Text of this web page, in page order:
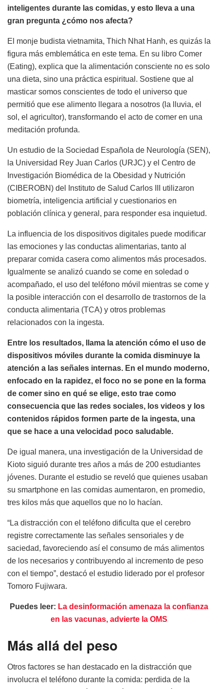
inteligentes durante las comidas, y esto lleva a una
gran pregunta ¿cómo nos afecta?
El monje budista vietnamita, Thich Nhat Hanh, es quizás la
figura más emblemática en este tema. En su libro Comer
(Eating), explica que la alimentación consciente no es solo
una dieta, sino una práctica espiritual. Sostiene que al
masticar somos conscientes de todo el universo que
permitió que ese alimento llegara a nosotros (la lluvia, el
sol, el agricultor), transformando el acto de comer en una
meditación profunda.
Un estudio de la Sociedad Española de Neurología (SEN),
la Universidad Rey Juan Carlos (URJC) y el Centro de
Investigación Biomédica de la Obesidad y Nutrición
(CIBEROBN) del Instituto de Salud Carlos III utilizaron
biometría, inteligencia artificial y cuestionarios en
población clínica y general, para responder esa inquietud.
La influencia de los dispositivos digitales puede modificar
las emociones y las conductas alimentarias, tanto al
preparar comida casera como alimentos más procesados.
Igualmente se analizó cuando se come en soledad o
acompañado, el uso del teléfono móvil mientras se come y
la posible interacción con el desarrollo de trastornos de la
conducta alimentaria (TCA) y otros problemas
relacionados con la ingesta.
Entre los resultados, llama la atención cómo el uso de
dispositivos móviles durante la comida disminuye la
atención a las señales internas. En el mundo moderno,
enfocado en la rapidez, el foco no se pone en la forma
de comer sino en qué se elige, esto trae como
consecuencia que las redes sociales, los videos y los
contenidos rápidos formen parte de la ingesta, una
que se hace a una velocidad poco saludable.
De igual manera, una investigación de la Universidad de
Kioto siguió durante tres años a más de 200 estudiantes
jóvenes. Durante el estudio se reveló que quienes usaban
su smartphone en las comidas aumentaron, en promedio,
tres kilos más que aquellos que no lo hacían.
“La distracción con el teléfono dificulta que el cerebro
registre correctamente las señales sensoriales y de
saciedad, favoreciendo así el consumo de más alimentos
de los necesarios y contribuyendo al incremento de peso
con el tiempo”, destacó el estudio liderado por el profesor
Tomoro Fujiwara.
Puedes leer: La desinformación amenaza la confianza
en las vacunas, advierte la OMS
Más allá del peso
Otros factores se han destacado en la distracción que
involucra el teléfono durante la comida: perdida de la